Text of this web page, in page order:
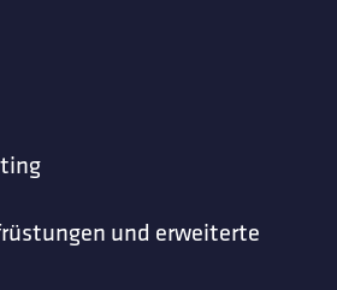
und erweiterte